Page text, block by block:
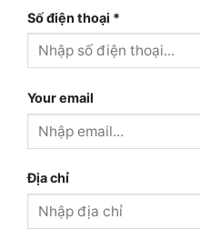
Số điện thoại *
Your email
Địa chỉ